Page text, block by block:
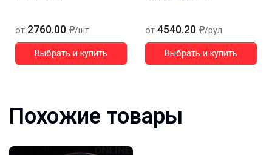
от 2760.00 /шт
Выбрать и купить
от 4540.20 /рул
Выбрать и купить
Похожие товары